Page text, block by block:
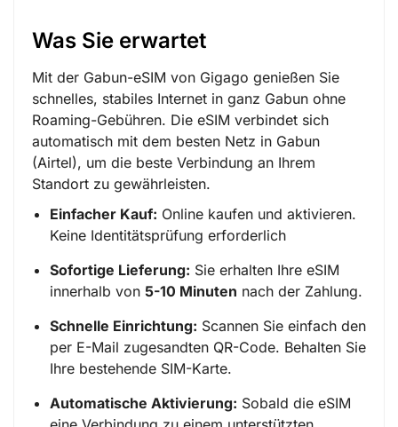
Was Sie erwartet
Mit der Gabun-eSIM von Gigago genießen Sie
schnelles, stabiles Internet in ganz Gabun ohne
Roaming-Gebühren. Die eSIM verbindet sich
automatisch mit dem besten Netz in Gabun
(Airtel), um die beste Verbindung an Ihrem
Standort zu gewährleisten.
Einfacher Kauf: Online kaufen und aktivieren.
Keine Identitätsprüfung erforderlich
Sofortige Lieferung: Sie erhalten Ihre eSIM
innerhalb von 5-10 Minuten nach der Zahlung.
Schnelle Einrichtung: Scannen Sie einfach den
per E-Mail zugesandten QR-Code. Behalten Sie
Ihre bestehende SIM-Karte.
Automatische Aktivierung: Sobald die eSIM